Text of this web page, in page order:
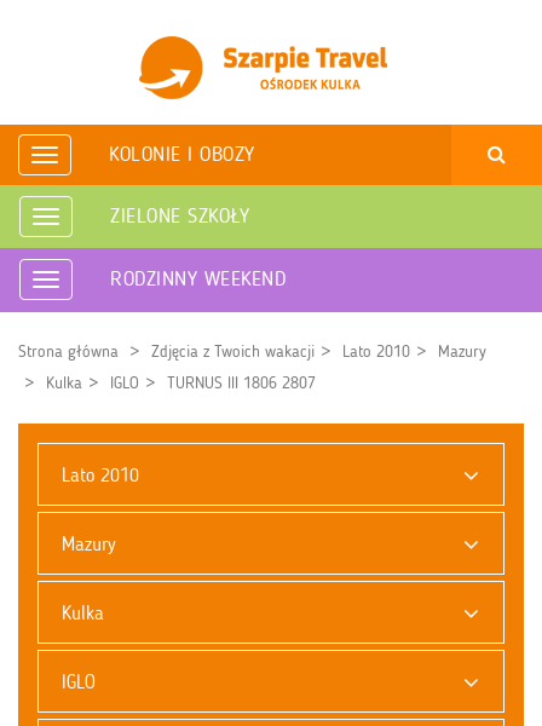
Rozwiń
nawigację
KOLONIE I OBOZY
Rozwiń
nawigację
ZIELONE SZKOŁY
Rozwiń
nawigację
RODZINNY WEEKEND
Strona główna Zdjęcia z Twoich wakacji Lato 2010
Mazury
Kulka
IGLO TURNUS III 1806 2807
Lato 2010
Mazury
Kulka
IGLO